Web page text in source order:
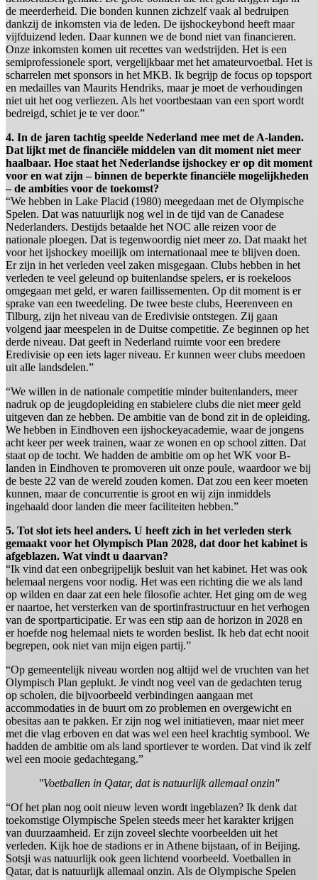
de meerderheid. Die bonden kunnen zichzelf vaak al bedruipen
dankzij de inkomsten via de leden. De ijshockeybond heeft maar
vijfduizend leden. Daar kunnen we de bond niet van financieren.
Onze inkomsten komen uit recettes van wedstrijden. Het is een
semiprofessionele sport, vergelijkbaar met het amateurvoetbal. Het is
scharrelen met sponsors in het MKB. Ik begrijp de focus op topsport
en medailles van Maurits Hendriks, maar je moet de verhoudingen
niet uit het oog verliezen. Als het voortbestaan van een sport wordt
bedreigd, schiet je te ver door.”
4. In de jaren tachtig speelde Nederland mee met de A-landen.
Dat lijkt met de financiële middelen van dit moment niet meer
haalbaar. Hoe staat het Nederlandse ijshockey er op dit moment
voor en wat zijn – binnen de beperkte financiële mogelijkheden
– de ambities voor de toekomst?
“We hebben in Lake Placid (1980) meegedaan met de Olympische
Spelen. Dat was natuurlijk nog wel in de tijd van de Canadese
Nederlanders. Destijds betaalde het NOC alle reizen voor de
nationale ploegen. Dat is tegenwoordig niet meer zo. Dat maakt het
voor het ijshockey moeilijk om internationaal mee te blijven doen.
Er zijn in het verleden veel zaken misgegaan. Clubs hebben in het
verleden te veel geleund op buitenlandse spelers, er is roekeloos
omgegaan met geld, er waren faillissementen. Op dit moment is er
sprake van een tweedeling. De twee beste clubs, Heerenveen en
Tilburg, zijn het niveau van de Eredivisie ontstegen. Zij gaan
volgend jaar meespelen in de Duitse competitie. Ze beginnen op het
derde niveau. Dat geeft in Nederland ruimte voor een bredere
Eredivisie op een iets lager niveau. Er kunnen weer clubs meedoen
uit alle landsdelen.”
“We willen in de nationale competitie minder buitenlanders, meer
nadruk op de jeugdopleiding en stabielere clubs die niet meer geld
uitgeven dan ze hebben. De ambitie van de bond zit in de opleiding.
We hebben in Eindhoven een ijshockeyacademie, waar de jongens
acht keer per week trainen, waar ze wonen en op school zitten. Dat
staat op de tocht. We hadden de ambitie om op het WK voor B-
landen in Eindhoven te promoveren uit onze poule, waardoor we bij
de beste 22 van de wereld zouden komen. Dat zou een keer moeten
kunnen, maar de concurrentie is groot en wij zijn inmiddels
ingehaald door landen die meer faciliteiten hebben.”
5. Tot slot iets heel anders. U heeft zich in het verleden sterk
gemaakt voor het Olympisch Plan 2028, dat door het kabinet is
afgeblazen. Wat vindt u daarvan?
“Ik vind dat een onbegrijpelijk besluit van het kabinet. Het was ook
helemaal nergens voor nodig. Het was een richting die we als land
op wilden en daar zat een hele filosofie achter. Het ging om de weg
er naartoe, het versterken van de sportinfrastructuur en het verhogen
van de sportparticipatie. Er was een stip aan de horizon in 2028 en
er hoefde nog helemaal niets te worden beslist. Ik heb dat echt nooit
begrepen, ook niet van mijn eigen partij.”
“Op gemeentelijk niveau worden nog altijd wel de vruchten van het
Olympisch Plan geplukt. Je vindt nog veel van de gedachten terug
op scholen, die bijvoorbeeld verbindingen aangaan met
accommodaties in de buurt om zo problemen en overgewicht en
obesitas aan te pakken. Er zijn nog wel initiatieven, maar niet meer
met die vlag erboven en dat was wel een heel krachtig symbool. We
hadden de ambitie om als land sportiever te worden. Dat vind ik zelf
wel een mooie gedachtegang.”
"Voetballen in Qatar, dat is natuurlijk allemaal onzin"
“Of het plan nog ooit nieuw leven wordt ingeblazen? Ik denk dat
toekomstige Olympische Spelen steeds meer het karakter krijgen
van duurzaamheid. Er zijn zoveel slechte voorbeelden uit het
verleden. Kijk hoe de stadions er in Athene bijstaan, of in Beijing.
Sotsji was natuurlijk ook geen lichtend voorbeeld. Voetballen in
Qatar, dat is natuurlijk allemaal onzin. Als de Olympische Spelen